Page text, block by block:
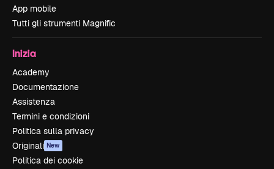
App mobile
Tutti gli strumenti Magnific
Inizia
Academy
Documentazione
Assistenza
Termini e condizioni
Politica sulla privacy
Originali New
Politica dei cookie